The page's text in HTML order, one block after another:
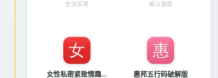
生活实用 格斗游戏
女性私密紧致情趣玩具最新版下载 惠邦五行码破解版